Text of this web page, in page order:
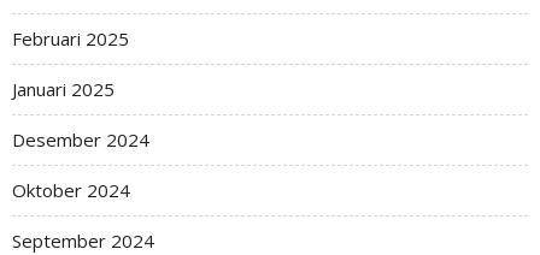
Februari 2025
Januari 2025
Desember 2024
Oktober 2024
September 2024